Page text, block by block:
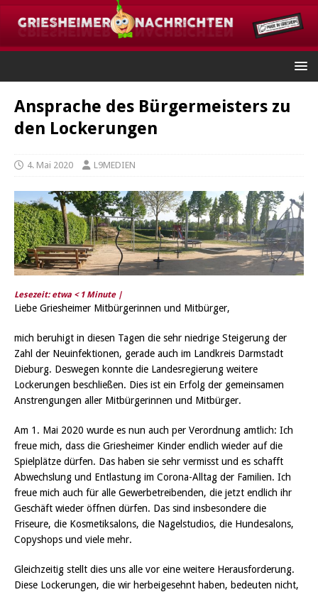
Ansprache des Bürgermeisters zu
den Lockerungen
4. Mai 2020 L9MEDIEN
Lesezeit: etwa < 1 Minute |
Liebe Griesheimer Mitbürgerinnen und Mitbürger,
mich beruhigt in diesen Tagen die sehr niedrige Steigerung der
Zahl der Neuinfektionen, gerade auch im Landkreis Darmstadt
Dieburg. Deswegen konnte die Landesregierung weitere
Lockerungen beschließen. Dies ist ein Erfolg der gemeinsamen
Anstrengungen aller Mitbürgerinnen und Mitbürger.
Am 1. Mai 2020 wurde es nun auch per Verordnung amtlich: Ich
freue mich, dass die Griesheimer Kinder endlich wieder auf die
Spielplätze dürfen. Das haben sie sehr vermisst und es schafft
Abwechslung und Entlastung im Corona-Alltag der Familien. Ich
freue mich auch für alle Gewerbetreibenden, die jetzt endlich ihr
Geschäft wieder öffnen dürfen. Das sind insbesondere die
Friseure, die Kosmetiksalons, die Nagelstudios, die Hundesalons,
Copyshops und viele mehr.
Gleichzeitig stellt dies uns alle vor eine weitere Herausforderung.
Diese Lockerungen, die wir herbeigesehnt haben, bedeuten nicht,